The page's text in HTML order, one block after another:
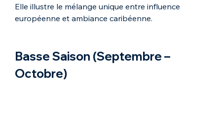
Elle illustre le mélange unique entre influence
européenne et ambiance caribéenne.
Basse Saison (Septembre –
Octobre)